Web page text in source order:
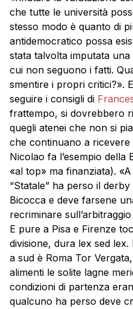
che tutte le università
stesso modo è quanto di
antidemocratico possa
stata talvolta imputata una
cui non seguono i fatti.
smentire i propri critici?».
seguire i consigli di
frattempo, si dovrebbero
quegli atenei che non si
che continuano a ricevere
Nicolao fa l’esempio della
«al top» ma finanziata).
“Statale” ha perso il
Bicocca e deve farsene
recriminare
E pure a Pisa e Firenze
divisione, dura lex sed lex.
a sud è Roma Tor
alimenti le solite lagne
condizioni di partenza
qualcuno ha perso deve